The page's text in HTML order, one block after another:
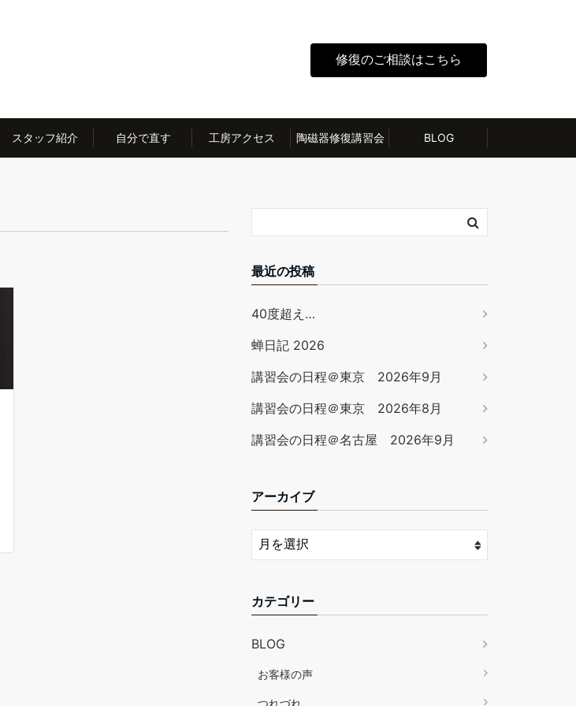
修復のご相談はこちら
スタッフ紹介 自分で直す 工房アクセス 陶磁器修復講習会 BLOG
最近の投稿
40度超え…
蝉日記 2026
講習会の日程＠東京 2026年9月
講習会の日程＠東京 2026年8月
講習会の日程＠名古屋 2026年9月
アーカイブ
カテゴリー
BLOG
お客様の声
つれづれ